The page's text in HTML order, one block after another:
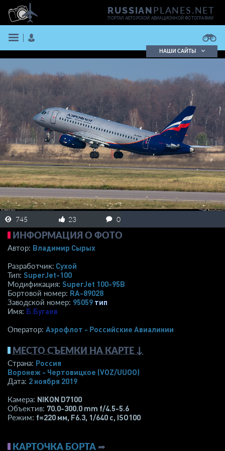
RUSSIANPLANES.NET
ПОРТАЛ АВТОРСКОЙ АВИАЦИОННОЙ ФОТОГРАФИИ
ВОЙТИ
ЗАРЕГИСТРИРОВАТЬСЯ
Поиск фотографий
Поиск в реестре
Кратко
Подробно
НАШИ САЙТЫ
745 23 0
ИНФОРМАЦИЯ О ФОТО
Автор: Владимир Сырых
Разработчик: Сухой
Тип: SuperJet-100
Модификация: SuperJet 100-95B
Бортовой номер: RA-89028
Заводской номер: 95059 тип
Имя: Б.Бугаев
Оператор: Аэрофлот - Российские Авиалинии
МЕСТО СЪЕМКИ НА КАРТЕ ↓
Страна: Россия
Воронеж - Чертовицкое (VOZ/UUOO)
Дата: 2 ноября 2019
Камера: NIKON D7100
Объектив: 70.0-300.0 mm f/4.5-5.6
Режим: f=220 мм, F6.3, 1/640 с, ISO100
КАРТОЧКА БОРТА ➦